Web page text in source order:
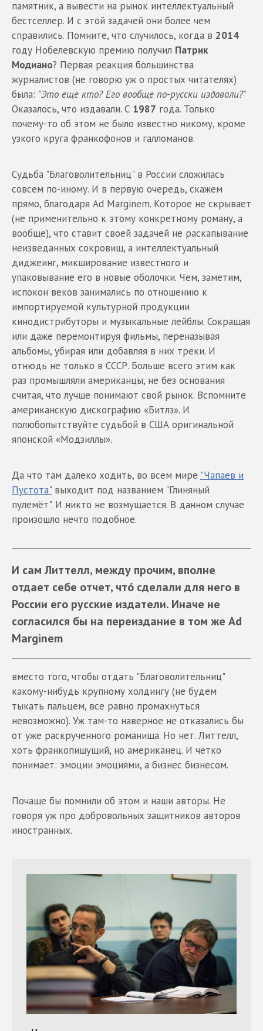
памятник, а вывести на рынок интеллектуальный
бестселлер. И с этой задачей они более чем
справились. Помните, что случилось, когда в 2014
году Нобелевскую премию получил Патрик
Модиано? Первая реакция большинства
журналистов (не говорю уж о простых читателях)
была: "Это еще кто? Его вообще по-русски издавали?"
Оказалось, что издавали. С 1987 года. Только
почему-то об этом не было известно никому, кроме
узкого круга франкофонов и галломанов.
Судьба "Благоволительниц" в России сложилась
совсем по-иному. И в первую очередь, скажем
прямо, благодаря Ad Marginem. Которое не скрывает
(не применительно к этому конкретному роману, а
вообще), что ставит своей задачей не раскапывание
неизведанных сокровищ, а интеллектуальный
диджеинг, микширование известного и
упаковывание его в новые оболочки. Чем, заметим,
испокон веков занимались по отношению к
импортируемой культурной продукции
кинодистрибуторы и музыкальные лейблы. Сокращая
или даже перемонтируя фильмы, переназывая
альбомы, убирая или добавляя в них треки. И
отнюдь не только в СССР. Больше всего этим как
раз промышляли американцы, не без основания
считая, что лучше понимают свой рынок. Вспомните
американскую дискографию «Битлз». И
полюбопытствуйте судьбой в США оригинальной
японской «Модзиллы».
Да что там далеко ходить, во всем мире "Чапаев и
Пустота"выходит под названием "Глиняный
пулемёт". И никто не возмущается. В данном случае
произошло нечто подобное.
И сам Литтелл, между прочим, вполне
отдает себе отчет, чтó сделали для него в
России его русские издатели. Иначе не
согласился бы на переиздание в том же Ad
Marginem
вместо того, чтобы отдать "Благоволительниц"
какому-нибудь крупному холдингу (не будем
тыкать пальцем, все равно промахнуться
невозможно). Уж там-то наверное не отказались бы
от уже раскрученного романища. Но нет. Литтелл,
хоть франкопишущий, но американец. И четко
понимает: эмоции эмоциями, а бизнес бизнесом.
Почаще бы помнили об этом и наши авторы. Не
говоря уж про добровольных защитников авторов
иностранных.